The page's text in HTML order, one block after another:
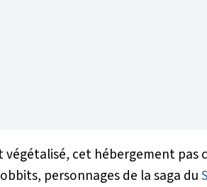
végétalisé, cet hébergement pas
personnages de la saga du